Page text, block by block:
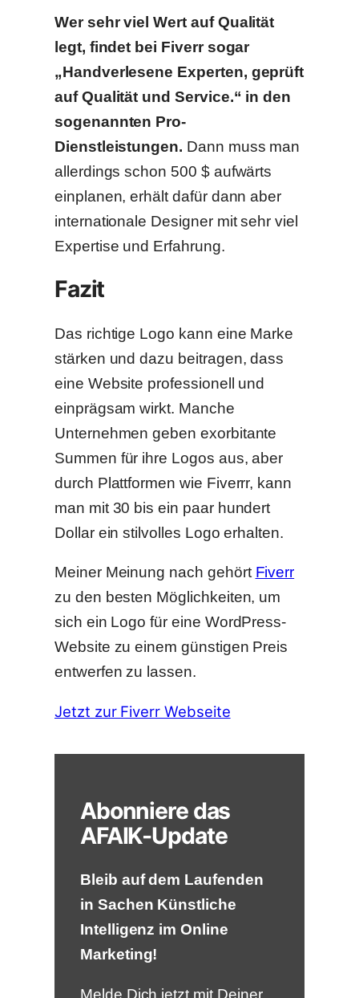
Wer sehr viel Wert auf Qualität
legt, findet bei Fiverr sogar
„Handverlesene Experten, geprüft
auf Qualität und Service.“ in den
sogenannten Pro-
Dienstleistungen. Dann muss man
allerdings schon 500 $ aufwärts
einplanen, erhält dafür dann aber
internationale Designer mit sehr viel
Expertise und Erfahrung.
Fazit
Das richtige Logo kann eine Marke
stärken und dazu beitragen, dass
eine Website professionell und
einprägsam wirkt. Manche
Unternehmen geben exorbitante
Summen für ihre Logos aus, aber
durch Plattformen wie Fiverrr, kann
man mit 30 bis ein paar hundert
Dollar ein stilvolles Logo erhalten.
Meiner Meinung nach gehört Fiverr
zu den besten Möglichkeiten, um
sich ein Logo für eine WordPress-
Website zu einem günstigen Preis
entwerfen zu lassen.
Jetzt zur Fiverr Webseite
Abonniere das
AFAIK-Update
Bleib auf dem Laufenden
in Sachen Künstliche
Intelligenz im Online
Marketing!
Melde Dich jetzt mit Deiner